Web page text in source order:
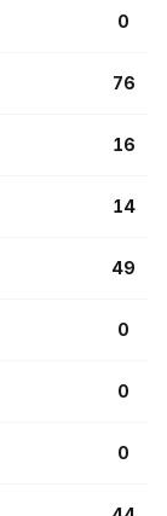
0
76
16
14
49
0
0
0